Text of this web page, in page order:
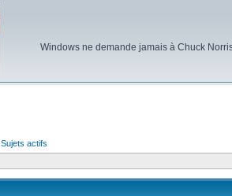
Windows ne demande jamais à Chuck
Sujets actifs